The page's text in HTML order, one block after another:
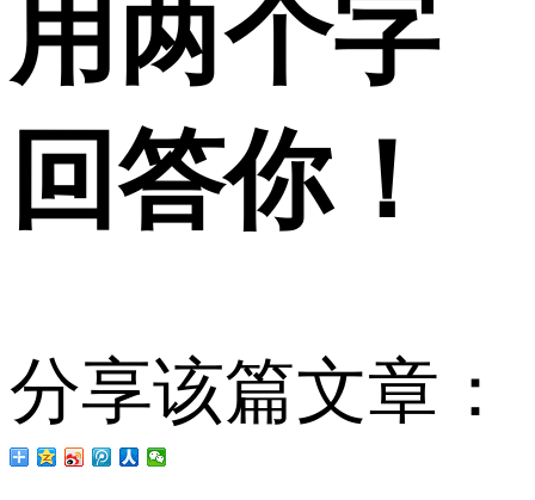
用两个字
回答你！
分享该篇文章：